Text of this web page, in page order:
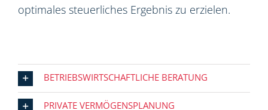
optimales steuerliches Ergebnis zu erzielen.
BETRIEBSWIRTSCHAFTLICHE BERATUNG
PRIVATE VERMÖGENSPLANUNG